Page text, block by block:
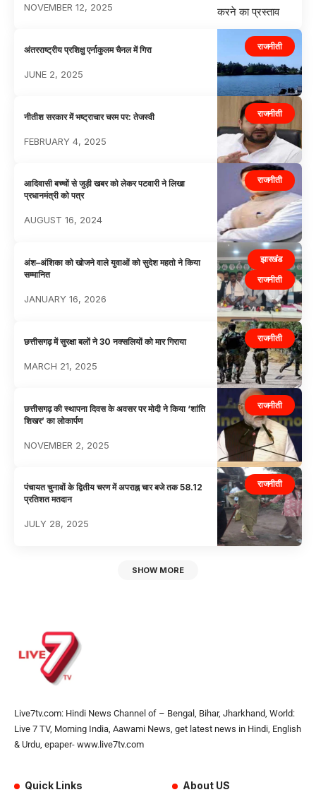
NOVEMBER 12, 2025
राजनीती
अंतरराष्ट्रीय प्रशिक्षु एर्नाकुलम चैनल में गिरा
JUNE 2, 2025
राजनीती
नीतीश सरकार में भष्ट्राचार चरम पर: तेजस्वी
FEBRUARY 4, 2025
राजनीती
आदिवासी बच्चों से जुड़ी खबर को लेकर पटवारी ने लिखा
प्रधानमंत्री को पत्र
AUGUST 16, 2024
झारखंड
राजनीती
अंश–अंशिका को खोजने वाले युवाओं को सुदेश महतो ने किया
सम्मानित
JANUARY 16, 2026
राजनीती
छत्तीसगढ़ में सुरक्षा बलों ने 30 नक्सलियों को मार गिराया
MARCH 21, 2025
राजनीती
छत्तीसगढ़ की स्थापना दिवस के अवसर पर मोदी ने किया ‘शांति
शिखर’ का लोकार्पण
NOVEMBER 2, 2025
राजनीती
पंचायत चुनावों के द्वितीय चरण में अपराह्न चार बजे तक 58.12
प्रतिशत मतदान
JULY 28, 2025
SHOW MORE
Live7tv.com: Hindi News Channel of – Bengal, Bihar, Jharkhand, World:
Live 7 TV, Morning India, Aawami News, get latest news in Hindi, English
& Urdu, epaper- www.live7tv.com
Quick Links About US